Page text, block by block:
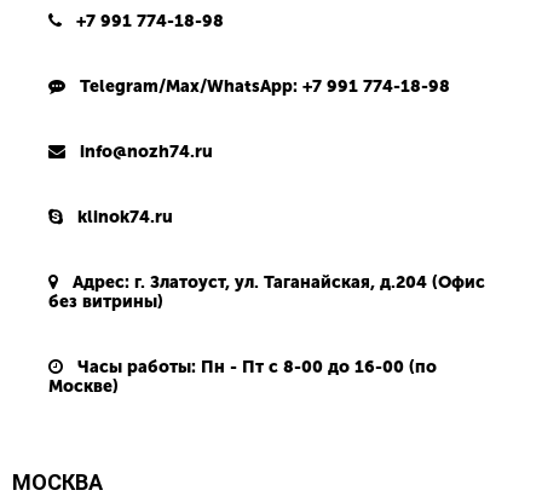
+7 991 774-18-98
Telegram/Max/WhatsApp: +7 991 774-18-98
info@nozh74.ru
klinok74.ru
Адрес: г. Златоуст, ул. Таганайская, д.204 (Офис
без витрины)
Часы работы: Пн - Пт с 8-00 до 16-00 (по
Москве)
МОСКВА